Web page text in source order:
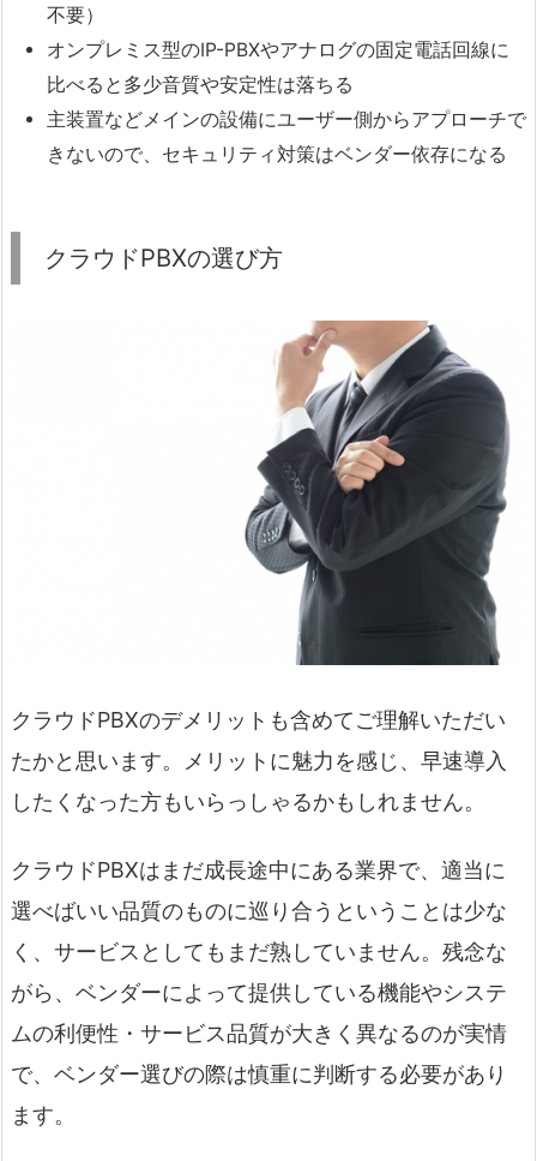
不要）
オンプレミス型のIP-PBXやアナログの固定電話回線に
比べると多少音質や安定性は落ちる
主装置などメインの設備にユーザー側からアプローチで
きないので、セキュリティ対策はベンダー依存になる
クラウドPBXの選び方
クラウドPBXのデメリットも含めてご理解いただい
たかと思います。メリットに魅力を感じ、早速導入
したくなった方もいらっしゃるかもしれません。
クラウドPBXはまだ成長途中にある業界で、適当に
選べばいい品質のものに巡り合うということは少な
く、サービスとしてもまだ熟していません。残念な
がら、ベンダーによって提供している機能やシステ
ムの利便性・サービス品質が大きく異なるのが実情
で、ベンダー選びの際は慎重に判断する必要があり
ます。